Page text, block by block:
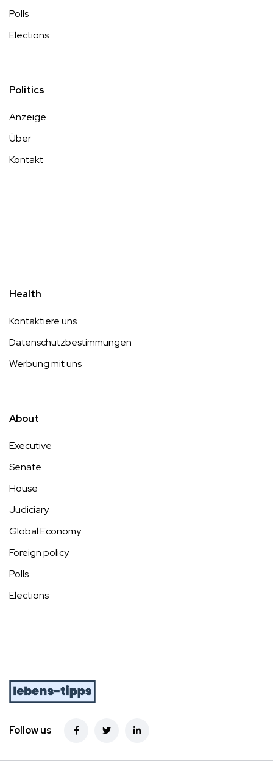
Polls
Elections
Politics
Anzeige
Über
Kontakt
Health
Kontaktiere uns
Datenschutzbestimmungen
Werbung mit uns
About
Executive
Senate
House
Judiciary
Global Economy
Foreign policy
Polls
Elections
Follow us